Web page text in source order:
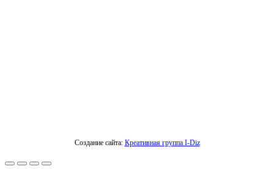
Создание сайта: Креативная группа I-Diz